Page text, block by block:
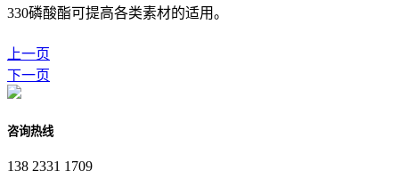
330磷酸酯可提高各类素材的适用。
上一页
下一页
咨询热线
138 2331 1709